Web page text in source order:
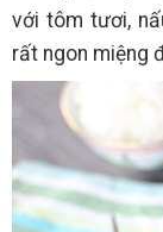
với tôm tươi,
rất ngon miệng